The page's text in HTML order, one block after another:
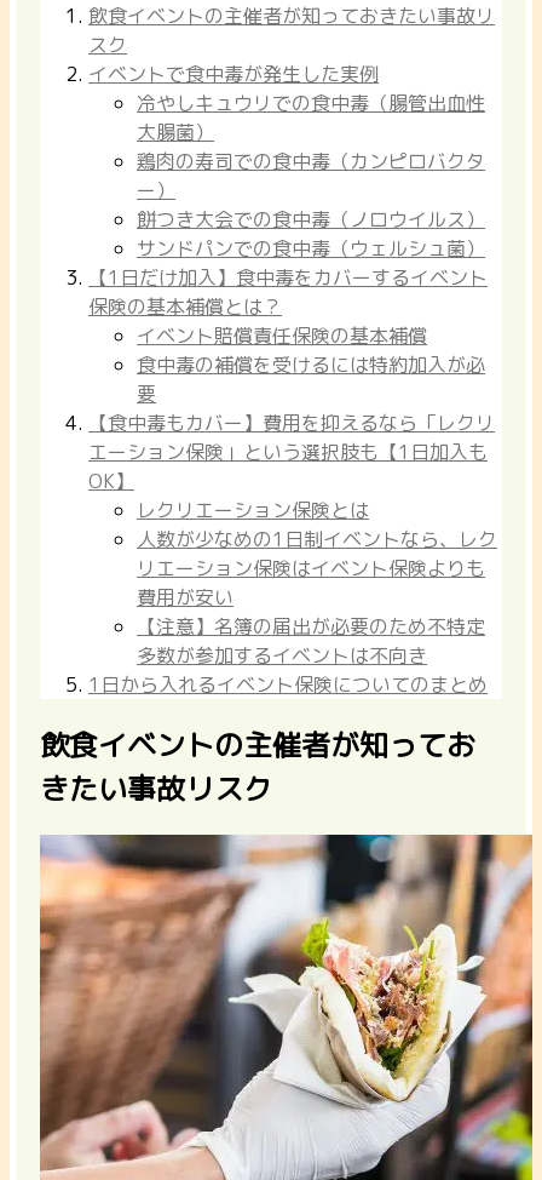
飲食イベントの主催者が知っておきたい事故リ
スク
イベントで食中毒が発生した実例
冷やしキュウリでの食中毒（腸管出血性
大腸菌）
鶏肉の寿司での食中毒（カンピロバクタ
ー）
餅つき大会での食中毒（ノロウイルス）
サンドパンでの食中毒（ウェルシュ菌）
【1日だけ加入】食中毒をカバーするイベント
保険の基本補償とは？
イベント賠償責任保険の基本補償
食中毒の補償を受けるには特約加入が必
要
【食中毒もカバー】費用を抑えるなら「レクリ
エーション保険」という選択肢も【1日加入も
OK】
レクリエーション保険とは
人数が少なめの1日制イベントなら、レク
リエーション保険はイベント保険よりも
費用が安い
【注意】名簿の届出が必要のため不特定
多数が参加するイベントは不向き
1日から入れるイベント保険についてのまとめ
飲食イベントの主催者が知ってお
きたい事故リスク